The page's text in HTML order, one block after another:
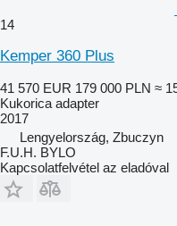
14
Kemper 360 Plus
41 570 EUR 179 000 PLN ≈
Kukorica adapter
2017
Lengyelország, Zbuczyn
F.U.H. BYLO
Kapcsolatfelvétel az eladóval